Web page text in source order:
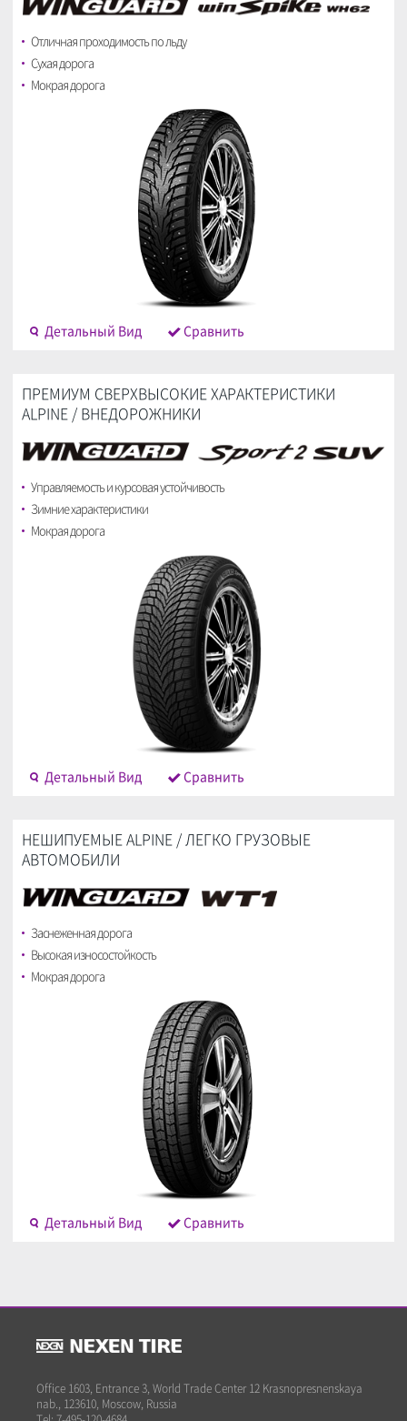
Отличная проходимость по льду
Сухая дорога
Мокрая дорога
Детальный Bид Cравнить
ПРЕМИУМ СВЕРХВЫСОКИЕ ХАРАКТЕРИСТИКИ
ALPINE / ВНЕДОРОЖНИКИ
Управляемость и курсовая устойчивость
Зимние характеристики
Мокрая дорога
Детальный Bид Cравнить
НЕШИПУЕМЫЕ ALPINE / ЛЕГКО ГРУЗОВЫЕ
АВТОМОБИЛИ
Заснеженная дорога
Высокая износостойкость
Мокрая дорога
Детальный Bид Cравнить
Office 1603, Entrance 3, World Trade Center 12 Krasnopresnenskaya
nab., 123610, Moscow, Russia